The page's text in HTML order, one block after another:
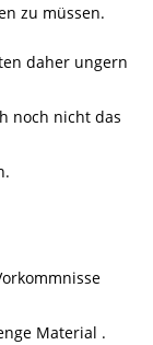
zu müssen.
daher ungern
noch nicht das
Material .